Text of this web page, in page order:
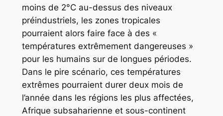
moins de 2°C au-dessus des niveaux
préindustriels, les zones tropicales
pourraient alors faire face à des «
températures extrêmement dangereuses »
pour les humains sur de longues périodes.
Dans le pire scénario, ces températures
extrêmes pourraient durer deux mois de
l’année dans les régions les plus affectées,
Afrique subsaharienne et sous-continent